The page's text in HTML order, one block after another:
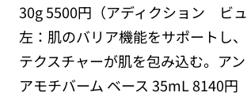
30g 5500円（アディクション ビ
左：肌のバリア機能をサポートし
テクスチャーが肌を包み込む。ア
アモチバーム ベース 35mL 8140円